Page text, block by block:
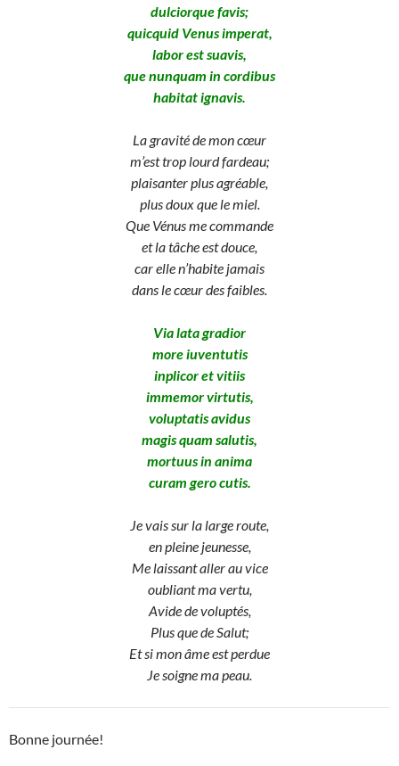
dulciorque favis;
quicquid Venus imperat,
labor est suavis,
que nunquam in cordibus
habitat ignavis.
La gravité de mon cœur
m’est trop lourd fardeau;
plaisanter plus agréable,
plus doux que le miel.
Que Vénus me commande
et la tâche est douce,
car elle n’habite jamais
dans le cœur des faibles.
Via lata gradior
more iuventutis
inplicor et vitiis
immemor virtutis,
voluptatis avidus
magis quam salutis,
mortuus in anima
curam gero cutis.
Je vais sur la large route,
en pleine jeunesse,
Me laissant aller au vice
oubliant ma vertu,
Avide de voluptés,
Plus que de Salut;
Et si mon âme est perdue
Je soigne ma peau.
Bonne journée!